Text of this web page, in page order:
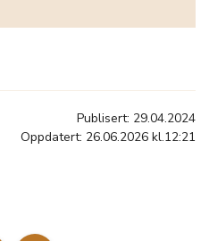
Publisert: 29.04.2024
Oppdatert: 26.06.2026 kl.12:21